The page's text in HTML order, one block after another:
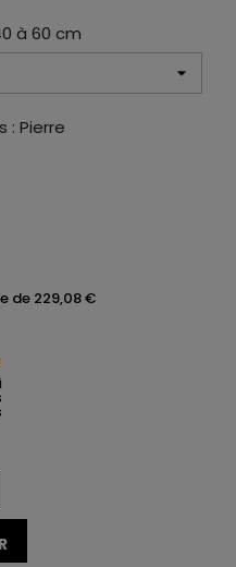
à 60 cm
: Pierre
de 229,08 €